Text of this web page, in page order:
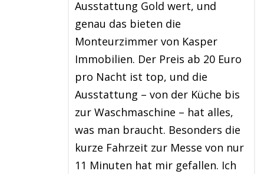
Ausstattung Gold wert, und
genau das bieten die
Monteurzimmer von Kasper
Immobilien. Der Preis ab 20 Euro
pro Nacht ist top, und die
Ausstattung – von der Küche bis
zur Waschmaschine – hat alles,
was man braucht. Besonders die
kurze Fahrzeit zur Messe von nur
11 Minuten hat mir gefallen. Ich